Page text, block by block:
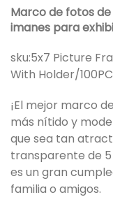
Marco de fotos
imanes para
sku:5x7 Picture
With Holder/
¡El mejor marco
más nítido y
que sea tan
transparente de
es un gran
familia o amigos.